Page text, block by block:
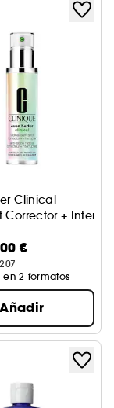
Clinical
Corrector +
€
en 2 formatos
Añadir